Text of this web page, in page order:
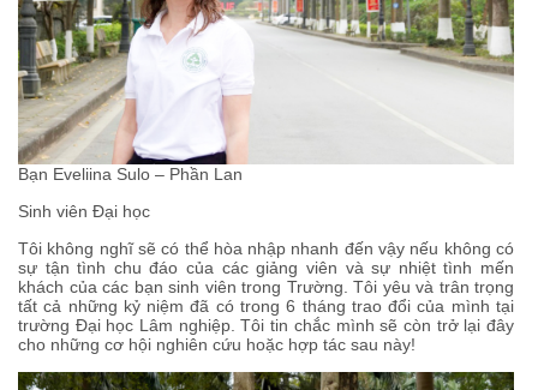
Bạn Eveliina Sulo – Phần Lan
Sinh viên Đại học
Tôi không nghĩ sẽ có thể hòa nhập nhanh đến vậy nếu không có
sự tận tình chu đáo của các giảng viên và sự nhiệt tình mến
khách của các bạn sinh viên trong Trường. Tôi yêu và trân trọng
tất cả những kỷ niệm đã có trong 6 tháng trao đổi của mình tại
trường Đại học Lâm nghiệp. Tôi tin chắc mình sẽ còn trở lại đây
cho những cơ hội nghiên cứu hoặc hợp tác sau này!